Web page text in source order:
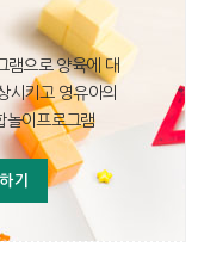
램으로 양육에 대
시키고 영유아의
놀이프로그램
기